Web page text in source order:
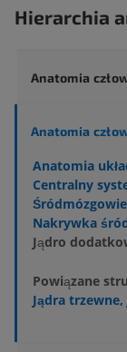
Hierarchia
Anatomia
Anatomia
Anatomia
Centralny
Śródmózgowie
Nakrywka
Jądro
Powiązane
Jądra